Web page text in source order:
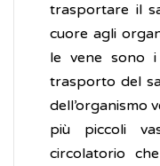
trasportare il
cuore agli
le vene sono i
trasporto del
dell’organismo
più piccoli
circolatorio